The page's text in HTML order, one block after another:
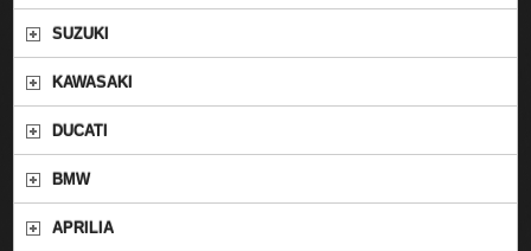
SUZUKI
KAWASAKI
DUCATI
BMW
APRILIA